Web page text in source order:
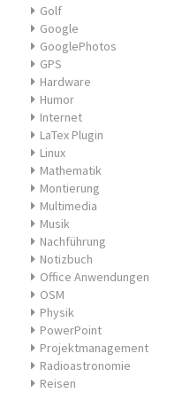
Golf
Google
GooglePhotos
GPS
Hardware
Humor
Internet
LaTex Plugin
Linux
Mathematik
Montierung
Multimedia
Musik
Nachführung
Notizbuch
Office Anwendungen
OSM
Physik
PowerPoint
Projektmanagement
Radioastronomie
Reisen